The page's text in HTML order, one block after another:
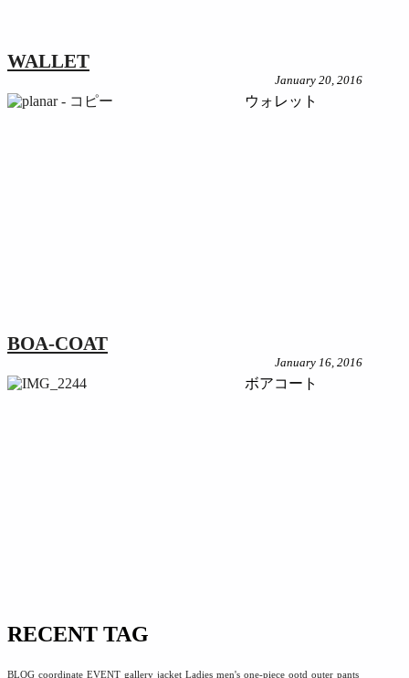
WALLET
January 20, 2016
ウォレット
BOA-COAT
January 16, 2016
ボアコート
RECENT TAG
BLOG coordinate EVENT gallery jacket Ladies men's one-piece ootd outer pants